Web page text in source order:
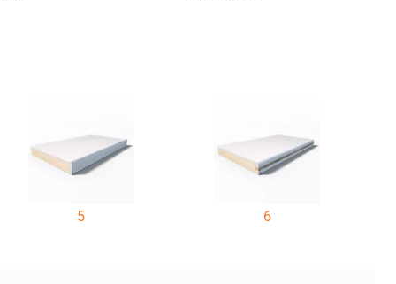
5 6